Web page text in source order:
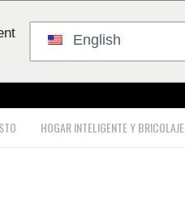
English
HOGAR INTELIGENTE Y BRICOLAJE